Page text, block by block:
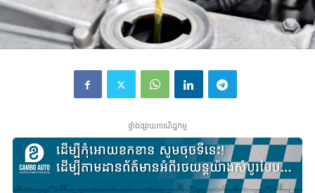
ផ្ទាំងផ្សាយពាណិជ្ជកម្ម